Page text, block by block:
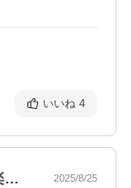
いいね 4
本物のガチャガチャっとした感じが楽しめ… 2025/8/25